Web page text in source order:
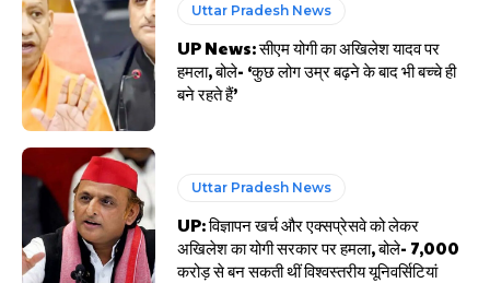
Uttar Pradesh News
UP News: सीएम योगी का अखिलेश यादव पर
हमला, बोले- ‘कुछ लोग उम्र बढ़ने के बाद भी बच्चे ही
बने रहते हैं’
Uttar Pradesh News
UP: विज्ञापन खर्च और एक्सप्रेसवे को लेकर
अखिलेश का योगी सरकार पर हमला, बोले- 7,000
करोड़ से बन सकती थीं विश्वस्तरीय यूनिवर्सिटियां